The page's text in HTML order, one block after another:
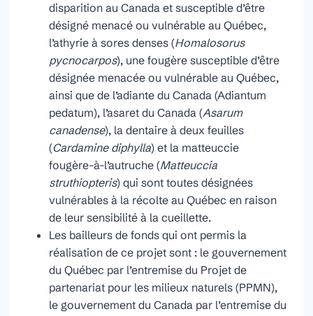
disparition au Canada et susceptible d’être
désigné menacé ou vulnérable au Québec,
l’athyrie à sores denses (Homalosorus
pycnocarpos), une fougère susceptible d’être
désignée menacée ou vulnérable au Québec,
ainsi que de l’adiante du Canada (Adiantum
pedatum), l’asaret du Canada (Asarum
canadense), la dentaire à deux feuilles
(Cardamine diphylla) et la matteuccie
fougère-à-l’autruche (Matteuccia
struthiopteris) qui sont toutes désignées
vulnérables à la récolte au Québec en raison
de leur sensibilité à la cueillette.
Les bailleurs de fonds qui ont permis la
réalisation de ce projet sont : le gouvernement
du Québec par l’entremise du Projet de
partenariat pour les milieux naturels (PPMN),
le gouvernement du Canada par l’entremise du